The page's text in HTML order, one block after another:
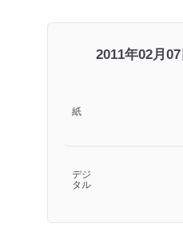
2011年02月
紙
デジ
タル